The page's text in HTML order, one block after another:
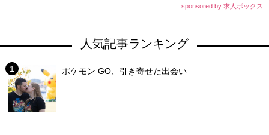
sponsored by 求人ボックス
人気記事ランキング
ポケモン GO、引き寄せた出会い